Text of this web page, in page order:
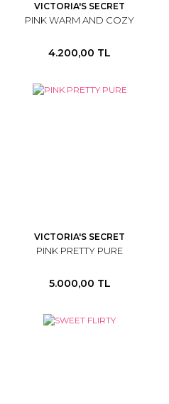
VICTORIA'S SECRET
PINK WARM AND COZY
4.200,00 TL
VICTORIA'S SECRET
PINK PRETTY PURE
5.000,00 TL